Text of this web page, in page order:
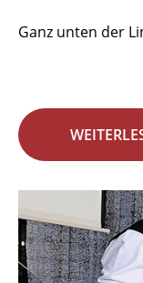
Ganz unten der